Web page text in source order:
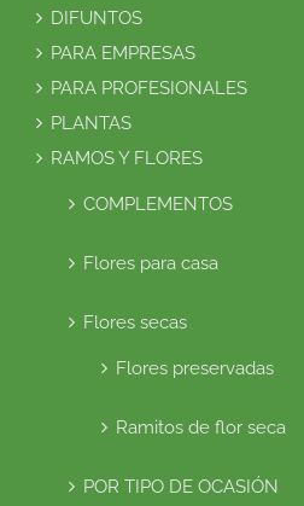
DIFUNTOS
PARA EMPRESAS
PARA PROFESIONALES
PLANTAS
RAMOS Y FLORES
COMPLEMENTOS
Flores para casa
Flores secas
Flores preservadas
Ramitos de flor seca
POR TIPO DE OCASIÓN